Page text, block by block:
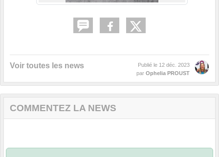
Voir toutes les news Publié le 12 déc. 2023
par Ophelia PROUST
COMMENTEZ LA NEWS